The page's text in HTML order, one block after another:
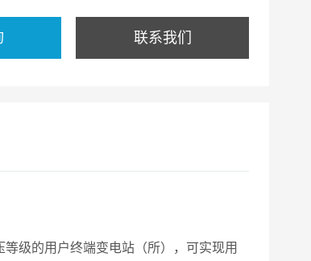
联系我们
级的用户终端变电站（所），可实现用